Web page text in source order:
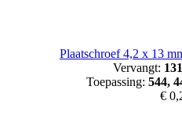
Plaatschroef 4,2 x 13
Vervangt:
Toepassing: 544,
€